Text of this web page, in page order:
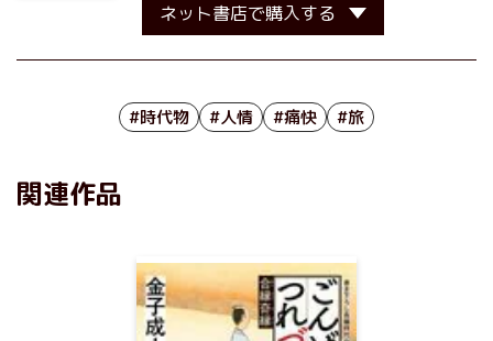
ネット書店で購入する
#時代物 #人情 #痛快 #旅
関連作品